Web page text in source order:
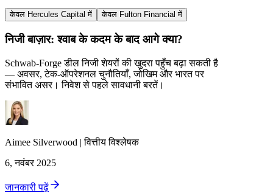
केवल Hercules Capital में केवल Fulton Financial में
निजी बाज़ार: श्वाब के कदम के बाद आगे क्या?
Schwab‑Forge डील निजी शेयरों की खुदरा पहुँच बढ़ा सकती है
— अवसर, टेक‑ऑपरेशनल चुनौतियाँ, जोखिम और भारत पर
संभावित असर। निवेश से पहले सावधानी बरतें।
Aimee Silverwood |वित्तीय विश्लेषक
6, नवंबर 2025
जानकारी पढ़ें